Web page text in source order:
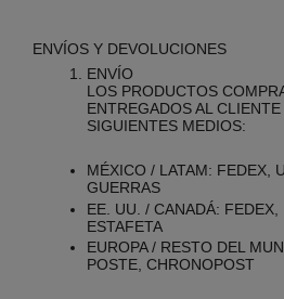
ENVÍOS Y DEVOLUCIONES
ENVÍO
LOS PRODUCTOS
ENTREGADOS AL
SIGUIENTES MEDIOS:
MÉXICO / LATAM: FEDEX,
GUERRAS
EE. UU. / CANADÁ: FEDEX,
ESTAFETA
EUROPA / RESTO DEL
POSTE, CHRONOPOST